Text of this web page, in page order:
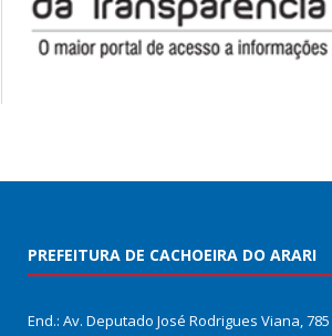
PREFEITURA DE CACHOEIRA DO ARARI
End.: Av. Deputado José Rodrigues Viana, 785